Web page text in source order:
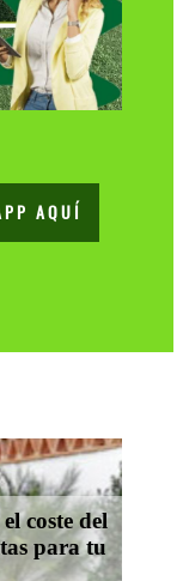
AQUÍ
coste del
para tu